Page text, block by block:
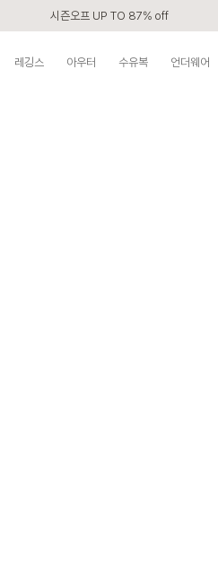
시즌오프 UP TO 87% off
레깅스 아우터 수유복 언더웨어